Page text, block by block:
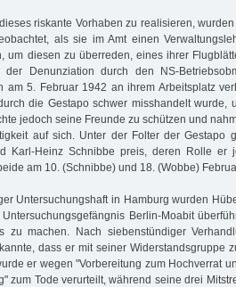
riskante Vorhaben zu realisieren,
als sie im Amt einen
um diesen zu überreden, eines ihrer
der Denunziation durch den NS-
am 5. Februar 1942 an ihrem Arbeitsplatz
die Gestapo schwer misshandelt wurde,
jedoch seine Freunde zu schützen und
auf sich. Unter der Folter der Gestapo
Karl-Heinz Schnibbe preis, deren Rolle er
am 10. (Schnibbe) und 18. (Wobbe)
Untersuchungshaft in Hamburg wurden
Berlin-Moabit
zu machen. Nach siebenstündiger
dass er mit seiner Widerstandsgruppe
er wegen "Vorbereitung zum Hochverrat
zum Tode verurteilt, während seine drei